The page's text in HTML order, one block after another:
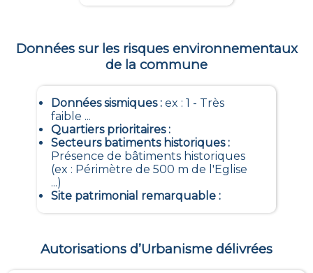
Données sur les risques environnementaux
de la commune
Données sismiques: ex : 1 - Très
faible ...
Quartiers prioritaires:
Secteurs batiments historiques:
Présence de bâtiments historiques
(ex : Périmètre de 500 m de l'Eglise
...)
Site patrimonial remarquable:
Autorisations d’Urbanisme délivrées